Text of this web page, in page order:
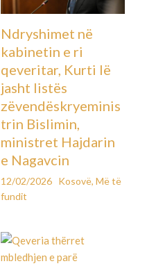
Ndryshimet në
kabinetin e ri
qeveritar, Kurti lë
jasht listës
zëvendëskryeminis
trin Bislimin,
ministret Hajdarin
e Nagavcin
12/02/2026 Kosovë, Më të
fundit